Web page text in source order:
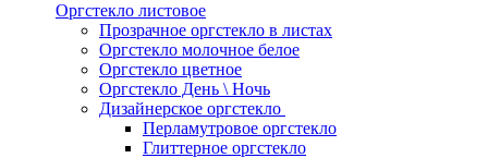
Оргстекло листовое
Прозрачное оргстекло в листах
Оргстекло молочное белое
Оргстекло цветное
Оргстекло День \ Ночь
Дизайнерское оргстекло
Перламутровое оргстекло
Глиттерное оргстекло